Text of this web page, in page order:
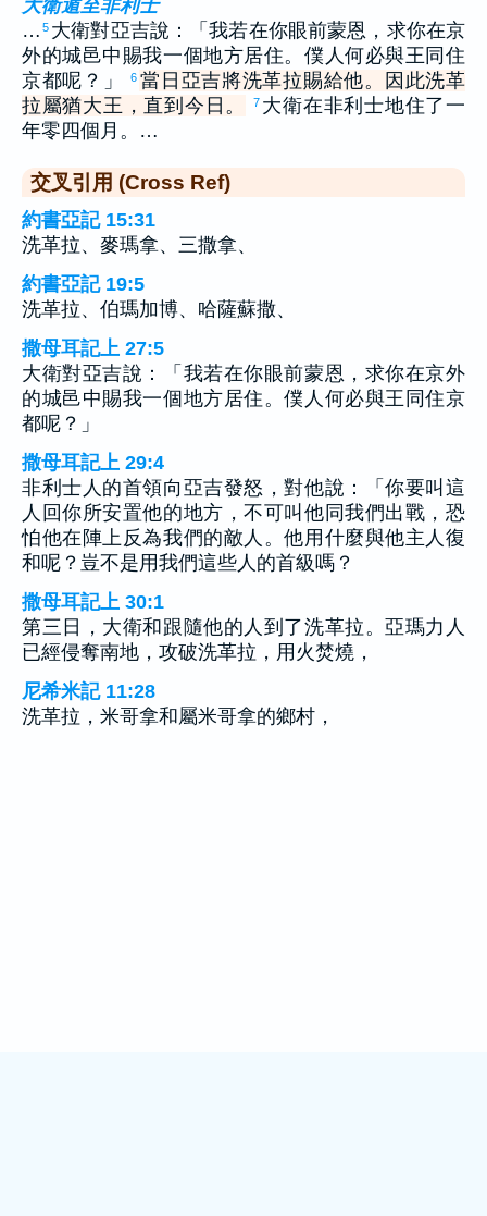
大衛遁至非利士
… 5 大衛對亞吉說：「我若在你眼前蒙恩，求你在京
外的城邑中賜我一個地方居住。僕人何必與王同住
京都呢？」
6 當日亞吉將洗革拉賜給他。因此洗革
拉屬猶大王，直到今日。
7 大衛在非利士地住了一
年零四個月。…
交叉引用 (Cross Ref)
約書亞記 15:31
洗革拉、麥瑪拿、三撒拿、
約書亞記 19:5
洗革拉、伯瑪加博、哈薩蘇撒、
撒母耳記上 27:5
大衛對亞吉說：「我若在你眼前蒙恩，求你在京外
的城邑中賜我一個地方居住。僕人何必與王同住京
都呢？」
撒母耳記上 29:4
非利士人的首領向亞吉發怒，對他說：「你要叫這
人回你所安置他的地方，不可叫他同我們出戰，恐
怕他在陣上反為我們的敵人。他用什麼與他主人復
和呢？豈不是用我們這些人的首級嗎？
撒母耳記上 30:1
第三日，大衛和跟隨他的人到了洗革拉。亞瑪力人
已經侵奪南地，攻破洗革拉，用火焚燒，
尼希米記 11:28
洗革拉，米哥拿和屬米哥拿的鄉村，